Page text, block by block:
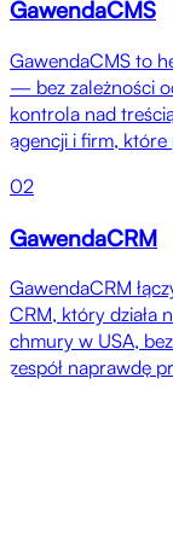
GawendaCMS
GawendaCMS to
— bez zależności
kontrola nad
agencji i firm, które
02
GawendaCRM
GawendaCRM
CRM, który działa
chmury w USA,
zespół naprawdę